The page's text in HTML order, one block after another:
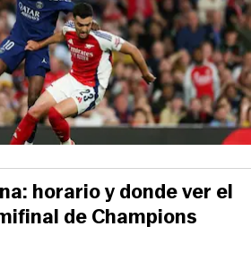
horario y donde ver el
de Champions